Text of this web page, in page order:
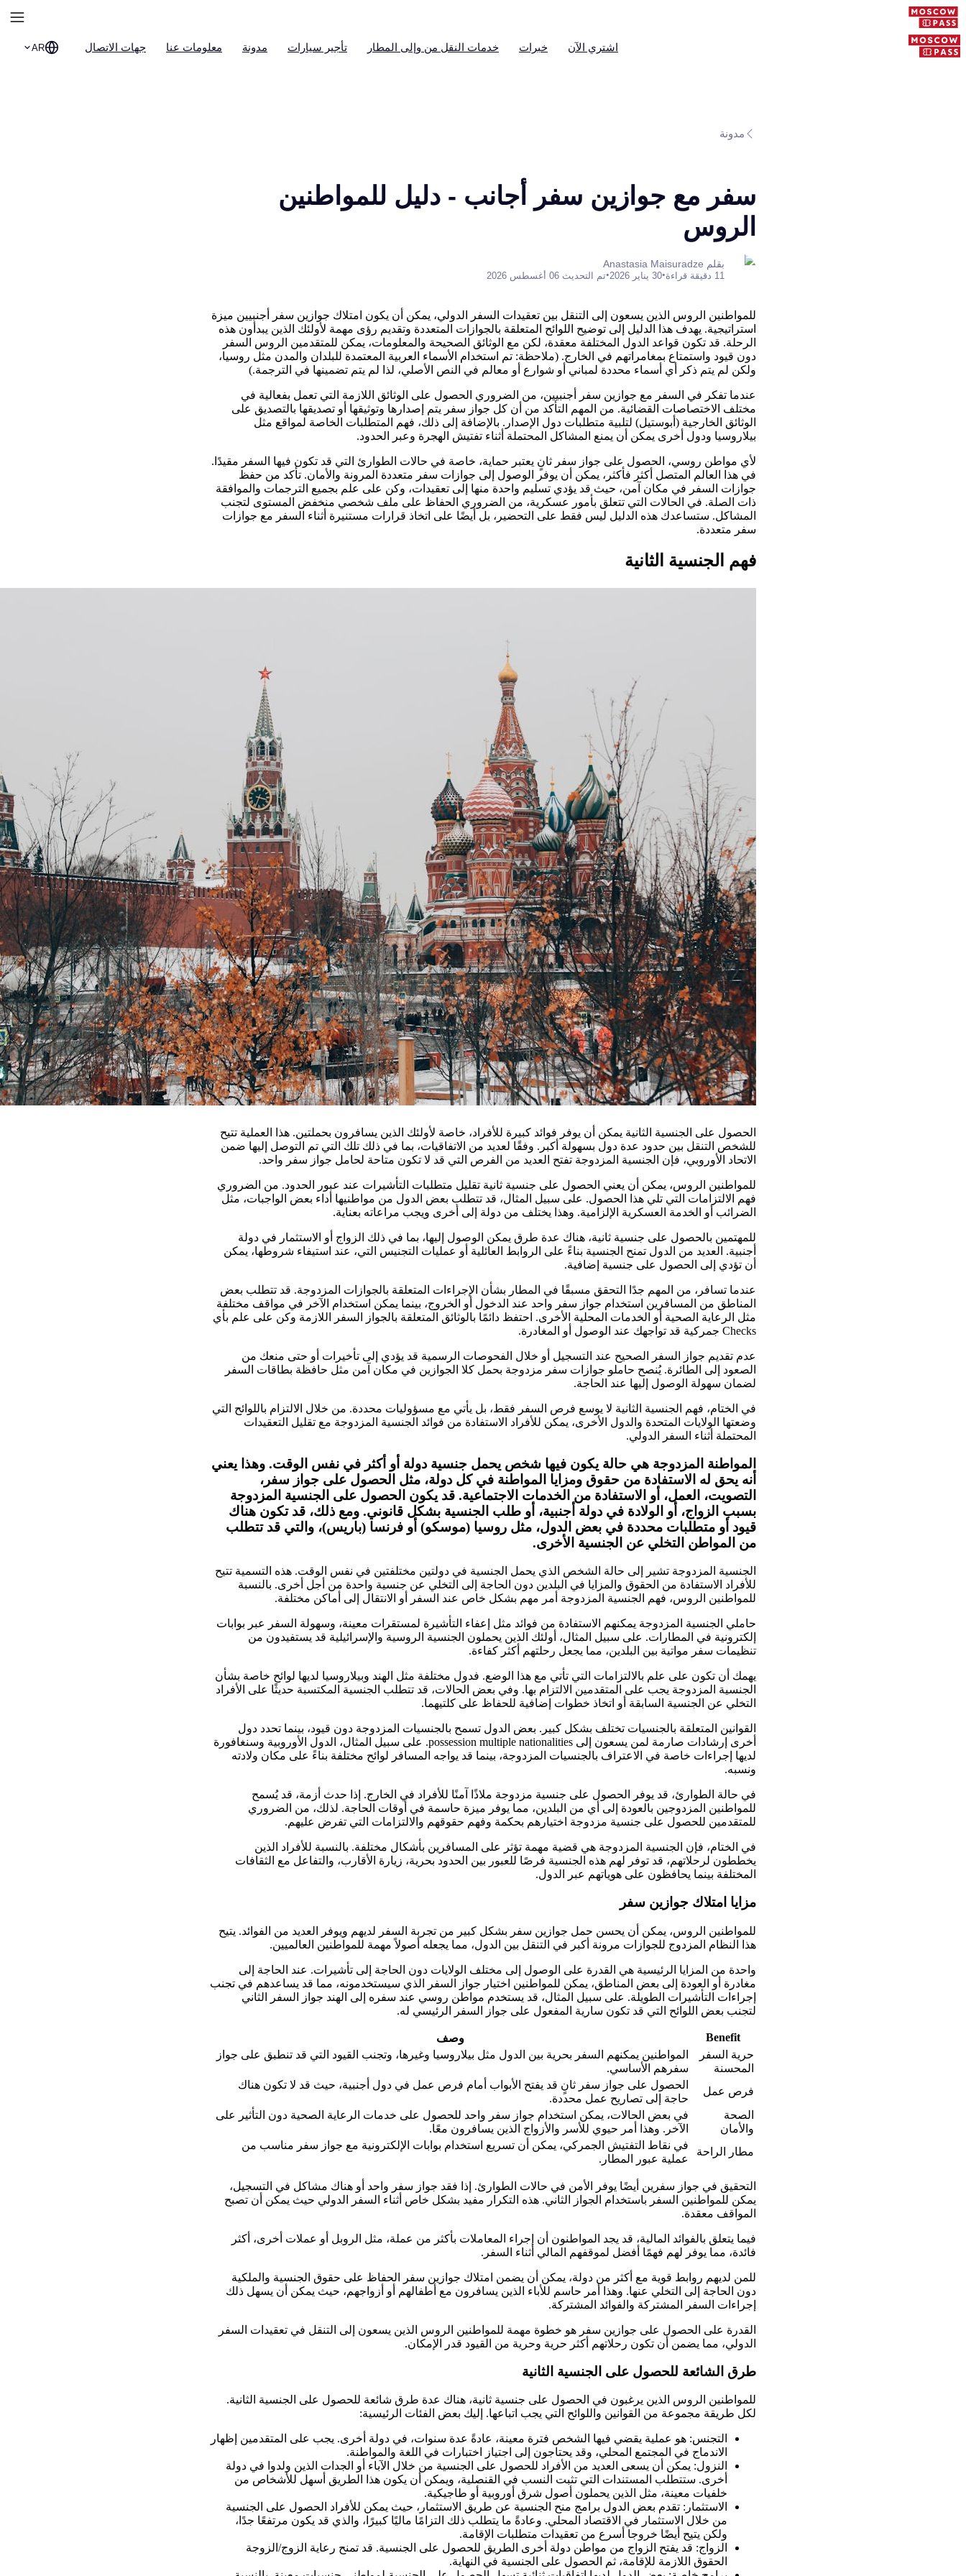
اشتري الآن خبرات خدمات النقل من وإلى المطار تأجير سيارات مدونة معلومات عنا جهات الاتصال AR
مدونة
سفر مع جوازين سفر أجانب - دليل للمواطنين
الروس
بقلم Anastasia Maisuradze
11 دقيقة قراءة •30 يناير 2026 •تم التحديث 06 أغسطس 2026
للمواطنين الروس الذين يسعون إلى التنقل بين تعقيدات السفر الدولي، يمكن أن يكون امتلاك جوازين سفر أجنبيين ميزة
استراتيجية. يهدف هذا الدليل إلى توضيح اللوائح المتعلقة بالجوازات المتعددة وتقديم رؤى مهمة لأولئك الذين يبدأون هذه
الرحلة. قد تكون قواعد الدول المختلفة معقدة، لكن مع الوثائق الصحيحة والمعلومات، يمكن للمتقدمين الروس السفر
دون قيود واستمتاع بمغامراتهم في الخارج. (ملاحظة: تم استخدام الأسماء العربية المعتمدة للبلدان والمدن مثل روسيا،
ولكن لم يتم ذكر أي أسماء محددة لمباني أو شوارع أو معالم في النص الأصلي، لذا لم يتم تضمينها في الترجمة.)
عندما تفكر في السفر مع جوازين سفر أجنبيين، من الضروري الحصول على الوثائق اللازمة التي تعمل بفعالية في
مختلف الاختصاصات القضائية. من المهم التأكد من أن كل جواز سفر يتم إصدارها وتوثيقها أو تصديقها بالتصديق على
الوثائق الخارجية (أبوستيل) لتلبية متطلبات دول الإصدار. بالإضافة إلى ذلك، فهم المتطلبات الخاصة لمواقع مثل
بيلاروسيا ودول أخرى يمكن أن يمنع المشاكل المحتملة أثناء تفتيش الهجرة وعبر الحدود.
لأي مواطن روسي، الحصول على جواز سفر ثانٍ يعتبر حماية، خاصة في حالات الطوارئ التي قد تكون فيها السفر مقيدًا.
في هذا العالم المتصل أكثر فأكثر، يمكن أن يوفر الوصول إلى جوازات سفر متعددة المرونة والأمان. تأكد من حفظ
جوازات السفر في مكان آمن، حيث قد يؤدي تسليم واحدة منها إلى تعقيدات، وكن على علم بجميع الترجمات والموافقة
ذات الصلة. في الحالات التي تتعلق بأمور عسكرية، من الضروري الحفاظ على ملف شخصي منخفض المستوى لتجنب
المشاكل. ستساعدك هذه الدليل ليس فقط على التحضير، بل أيضًا على اتخاذ قرارات مستنيرة أثناء السفر مع جوازات
سفر متعددة.
فهم الجنسية الثانية
الحصول على الجنسية الثانية يمكن أن يوفر فوائد كبيرة للأفراد، خاصة لأولئك الذين يسافرون بحملتين. هذا العملية تتيح
للشخص التنقل بين حدود عدة دول بسهولة أكبر. وفقًا لعديد من الاتفاقيات، بما في ذلك تلك التي تم التوصل إليها ضمن
الاتحاد الأوروبي، فإن الجنسية المزدوجة تفتح العديد من الفرص التي قد لا تكون متاحة لحامل جواز سفر واحد.
للمواطنين الروس، يمكن أن يعني الحصول على جنسية ثانية تقليل متطلبات التأشيرات عند عبور الحدود. من الضروري
فهم الالتزامات التي تلي هذا الحصول. على سبيل المثال، قد تتطلب بعض الدول من مواطنيها أداء بعض الواجبات، مثل
الضرائب أو الخدمة العسكرية الإلزامية. وهذا يختلف من دولة إلى أخرى ويجب مراعاته بعناية.
للمهتمين بالحصول على جنسية ثانية، هناك عدة طرق يمكن الوصول إليها، بما في ذلك الزواج أو الاستثمار في دولة
أجنبية. العديد من الدول تمنح الجنسية بناءً على الروابط العائلية أو عمليات التجنيس التي، عند استيفاء شروطها، يمكن
أن تؤدي إلى الحصول على جنسية إضافية.
عندما تسافر، من المهم جدًا التحقق مسبقًا في المطار بشأن الإجراءات المتعلقة بالجوازات المزدوجة. قد تتطلب بعض
المناطق من المسافرين استخدام جواز سفر واحد عند الدخول أو الخروج، بينما يمكن استخدام الآخر في مواقف مختلفة
مثل الرعاية الصحية أو الخدمات المحلية الأخرى. احتفظ دائمًا بالوثائق المتعلقة بالجواز السفر اللازمة وكن على علم بأي
Checks جمركية قد تواجهك عند الوصول أو المغادرة.
عدم تقديم جواز السفر الصحيح عند التسجيل أو خلال الفحوصات الرسمية قد يؤدي إلى تأخيرات أو حتى منعك من
الصعود إلى الطائرة. يُنصح حاملو جوازات سفر مزدوجة بحمل كلا الجوازين في مكان آمن مثل حافظة بطاقات السفر
لضمان سهولة الوصول إليها عند الحاجة.
في الختام، فهم الجنسية الثانية لا يوسع فرص السفر فقط، بل يأتي مع مسؤوليات محددة. من خلال الالتزام باللوائح التي
وضعتها الولايات المتحدة والدول الأخرى، يمكن للأفراد الاستفادة من فوائد الجنسية المزدوجة مع تقليل التعقيدات
المحتملة أثناء السفر الدولي.
المواطنة المزدوجة هي حالة يكون فيها شخص يحمل جنسية دولة أو أكثر في نفس الوقت. وهذا يعني
أنه يحق له الاستفادة من حقوق ومزايا المواطنة في كل دولة، مثل الحصول على جواز سفر،
التصويت، العمل، أو الاستفادة من الخدمات الاجتماعية. قد يكون الحصول على الجنسية المزدوجة
بسبب الزواج، أو الولادة في دولة أجنبية، أو طلب الجنسية بشكل قانوني. ومع ذلك، قد تكون هناك
قيود أو متطلبات محددة في بعض الدول، مثل روسيا (موسكو) أو فرنسا (باريس)، والتي قد تتطلب
من المواطن التخلي عن الجنسية الأخرى.
الجنسية المزدوجة تشير إلى حالة الشخص الذي يحمل الجنسية في دولتين مختلفتين في نفس الوقت. هذه التسمية تتيح
للأفراد الاستفادة من الحقوق والمزايا في البلدين دون الحاجة إلى التخلي عن جنسية واحدة من أجل أخرى. بالنسبة
للمواطنين الروس، فهم الجنسية المزدوجة أمر مهم بشكل خاص عند السفر أو الانتقال إلى أماكن مختلفة.
حاملي الجنسية المزدوجة يمكنهم الاستفادة من فوائد مثل إعفاء التأشيرة لمستقرات معينة، وسهولة السفر عبر بوابات
إلكترونية في المطارات. على سبيل المثال، أولئك الذين يحملون الجنسية الروسية والإسرائيلية قد يستفيدون من
تنظيمات سفر مواتية بين البلدين، مما يجعل رحلتهم أكثر كفاءة.
يهمك أن تكون على علم بالالتزامات التي تأتي مع هذا الوضع. فدول مختلفة مثل الهند وبيلاروسيا لديها لوائح خاصة بشأن
الجنسية المزدوجة يجب على المتقدمين الالتزام بها. وفي بعض الحالات، قد تتطلب الجنسية المكتسبة حديثًا على الأفراد
التخلي عن الجنسية السابقة أو اتخاذ خطوات إضافية للحفاظ على كلتيهما.
القوانين المتعلقة بالجنسيات تختلف بشكل كبير. بعض الدول تسمح بالجنسيات المزدوجة دون قيود، بينما تحدد دول
أخرى إرشادات صارمة لمن يسعون إلى possession multiple nationalities. على سبيل المثال، الدول الأوروبية وسنغافورة
لديها إجراءات خاصة في الاعتراف بالجنسيات المزدوجة، بينما قد يواجه المسافر لوائح مختلفة بناءً على مكان ولادته
ونسبه.
في حالة الطوارئ، قد يوفر الحصول على جنسية مزدوجة ملاذًا آمنًا للأفراد في الخارج. إذا حدث أزمة، قد يُسمح
للمواطنين المزدوجين بالعودة إلى أي من البلدين، مما يوفر ميزة حاسمة في أوقات الحاجة. لذلك، من الضروري
للمتقدمين للحصول على جنسية مزدوجة اختيارهم بحكمة وفهم حقوقهم والالتزامات التي تفرض عليهم.
في الختام، فإن الجنسية المزدوجة هي قضية مهمة تؤثر على المسافرين بأشكال مختلفة. بالنسبة للأفراد الذين
يخططون لرحلاتهم، قد توفر لهم هذه الجنسية فرصًا للعبور بين الحدود بحرية، زيارة الأقارب، والتفاعل مع الثقافات
المختلفة بينما يحافظون على هوياتهم عبر الدول.
مزايا امتلاك جوازين سفر
للمواطنين الروس، يمكن أن يحسن حمل جوازين سفر بشكل كبير من تجربة السفر لديهم ويوفر العديد من الفوائد. يتيح
هذا النظام المزدوج للجوازات مرونة أكبر في التنقل بين الدول، مما يجعله أصولاً مهمة للمواطنين العالميين.
واحدة من المزايا الرئيسية هي القدرة على الوصول إلى مختلف الولايات دون الحاجة إلى تأشيرات. عند الحاجة إلى
مغادرة أو العودة إلى بعض المناطق، يمكن للمواطنين اختيار جواز السفر الذي سيستخدمونه، مما قد يساعدهم في تجنب
إجراءات التأشيرات الطويلة. على سبيل المثال، قد يستخدم مواطن روسي عند سفره إلى الهند جواز السفر الثاني
لتجنب بعض اللوائح التي قد تكون سارية المفعول على جواز السفر الرئيسي له.
Benefit
وصف
حرية السفر
المحسنة
المواطنين يمكنهم السفر بحرية بين الدول مثل بيلاروسيا وغيرها، وتجنب القيود التي قد تنطبق على جواز
سفرهم الأساسي.
فرص عمل
الحصول على جواز سفر ثانٍ قد يفتح الأبواب أمام فرص عمل في دول أجنبية، حيث قد لا تكون هناك
حاجة إلى تصاريح عمل محددة.
الصحة
والأمان
في بعض الحالات، يمكن استخدام جواز سفر واحد للحصول على خدمات الرعاية الصحية دون التأثير على
الآخر. وهذا أمر حيوي للأسر والأزواج الذين يسافرون معًا.
مطار الراحة
في نقاط التفتيش الجمركي، يمكن أن تسريع استخدام بوابات الإلكترونية مع جواز سفر مناسب من
عملية عبور المطار.
التحقيق في جواز سفرين أيضًا يوفر الأمن في حالات الطوارئ. إذا فقد جواز سفر واحد أو هناك مشاكل في التسجيل،
يمكن للمواطنين السفر باستخدام الجواز الثاني. هذه التكرار مفيد بشكل خاص أثناء السفر الدولي حيث يمكن أن تصبح
المواقف معقدة.
فيما يتعلق بالفوائد المالية، قد يجد المواطنون أن إجراء المعاملات بأكثر من عملة، مثل الروبل أو عملات أخرى، أكثر
فائدة، مما يوفر لهم فهمًا أفضل لموقفهم المالي أثناء السفر.
للمن لديهم روابط قوية مع أكثر من دولة، يمكن أن يضمن امتلاك جوازين سفر الحفاظ على حقوق الجنسية والملكية
دون الحاجة إلى التخلي عنها. وهذا أمر حاسم للأباء الذين يسافرون مع أطفالهم أو أزواجهم، حيث يمكن أن يسهل ذلك
إجراءات السفر المشتركة والفوائد المشتركة.
القدرة على الحصول على جوازين سفر هو خطوة مهمة للمواطنين الروس الذين يسعون إلى التنقل في تعقيدات السفر
الدولي، مما يضمن أن تكون رحلاتهم أكثر حرية وحرية من القيود قدر الإمكان.
طرق الشائعة للحصول على الجنسية الثانية
للمواطنين الروس الذين يرغبون في الحصول على جنسية ثانية، هناك عدة طرق شائعة للحصول على الجنسية الثانية.
لكل طريقة مجموعة من القوانين واللوائح التي يجب اتباعها. إليك بعض الفئات الرئيسية:
التجنس: هو عملية يقضي فيها الشخص فترة معينة، عادةً عدة سنوات، في دولة أخرى. يجب على المتقدمين إظهار
الاندماج في المجتمع المحلي، وقد يحتاجون إلى اجتياز اختبارات في اللغة والمواطنة.
النزول: يمكن أن يسعى العديد من الأفراد للحصول على الجنسية من خلال الآباء أو الجدات الذين ولدوا في دولة
أخرى. ستتطلب المستندات التي تثبت النسب في القنصلية، ويمكن أن يكون هذا الطريق أسهل للأشخاص من
خلفيات معينة، مثل الذين يحملون أصول شرق أوروبية أو طاجيكية.
الاستثمار: تقدم بعض الدول برامج منح الجنسية عن طريق الاستثمار، حيث يمكن للأفراد الحصول على الجنسية
من خلال الاستثمار في الاقتصاد المحلي. وعادةً ما يتطلب ذلك التزامًا ماليًا كبيرًا، والذي قد يكون مرتفعًا جدًا،
ولكن يتيح أيضًا خروجا أسرع من تعقيدات متطلبات الإقامة.
الزواج: قد يفتح الزواج من مواطن دولة أخرى الطريق للحصول على الجنسية. قد تمنح رعاية الزوج/الزوجة
الحقوق اللازمة للإقامة، ثم الحصول على الجنسية في النهاية.